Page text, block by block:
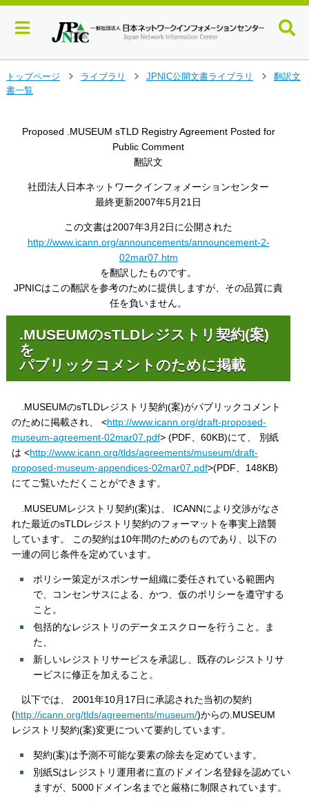
イ
トップページ
ライブラリ
JPNIC公開文書ライブラリ
翻訳文
書一覧
Proposed .MUSEUM sTLD Registry Agreement Posted for
Public Comment
翻訳文
社団法人日本ネットワークインフォメーションセンター
最終更新2007年5月21日
この文書は2007年3月2日に公開された
http://www.icann.org/announcements/announcement-2-
02mar07.htm
を翻訳したものです。
JPNICはこの翻訳を参考のために提供しますが、その品質に責
任を負いません。
.MUSEUMのsTLDレジストリ契約(案)
を
パブリックコメントのために掲載
.MUSEUMのsTLDレジストリ契約(案)がパブリックコメント
のために掲載され、 <http://www.icann.org/draft-proposed-
museum-agreement-02mar07.pdf> (PDF、60KB)にて、 別紙
は <http://www.icann.org/tlds/agreements/museum/draft-
proposed-museum-appendices-02mar07.pdf>(PDF、148KB)
にてご覧いただくことができます。
.MUSEUMレジストリ契約(案)は、 ICANNにより交渉がなさ
れた最近のsTLDレジストリ契約のフォーマットを事実上踏襲
しています。 この契約は10年間のためのものであり、以下の
一連の同じ条件を定めています。
ポリシー策定がスポンサー組織に委任されている範囲内
で、コンセンサスによる、かつ、仮のポリシーを遵守する
こと。
包括的なレジストリのデータエスクローを行うこと。ま
た、
新しいレジストリサービスを承認し、既存のレジストリサ
ービスに修正を加えること。
以下では、 2001年10月17日に承認された当初の契約
(http://icann.org/tlds/agreements/museum/)からの.MUSEUM
レジストリ契約(案)変更について要約しています。
契約(案)は予測不可能な要素の除去を定めています。
別紙Sはレジストリ運用者に直のドメイン名登録を認めてい
ますが、5000ドメイン名までと厳格に制限されています。